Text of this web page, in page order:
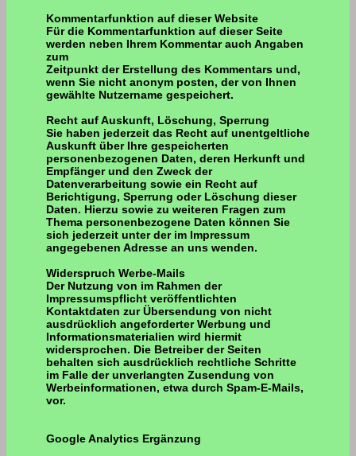
Kommentarfunktion auf dieser Website
Für die Kommentarfunktion auf dieser Seite
werden neben Ihrem Kommentar auch Angaben
zum
Zeitpunkt der Erstellung des Kommentars und,
wenn Sie nicht anonym posten, der von Ihnen
gewählte Nutzername gespeichert.
Recht auf Auskunft, Löschung, Sperrung
Sie haben jederzeit das Recht auf unentgeltliche
Auskunft über Ihre gespeicherten
personenbezogenen Daten, deren Herkunft und
Empfänger und den Zweck der
Datenverarbeitung sowie ein Recht auf
Berichtigung, Sperrung oder Löschung dieser
Daten. Hierzu sowie zu weiteren Fragen zum
Thema personenbezogene Daten können Sie
sich jederzeit unter der im Impressum
angegebenen Adresse an uns wenden.
Widerspruch Werbe-Mails
Der Nutzung von im Rahmen der
Impressumspflicht veröffentlichten
Kontaktdaten zur Übersendung von nicht
ausdrücklich angeforderter Werbung und
Informationsmaterialien wird hiermit
widersprochen. Die Betreiber der Seiten
behalten sich ausdrücklich rechtliche Schritte
im Falle der unverlangten Zusendung von
Werbeinformationen, etwa durch Spam-E-Mails,
vor.
Google Analytics Ergänzung